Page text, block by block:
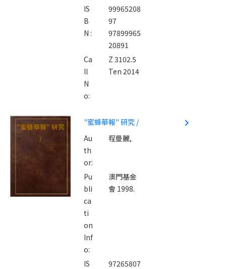
IS
B
N :
99965208
97
97899965
20891
Ca
ll
N
o:
Z 3102.5
Ten 2014
"蜜蜂華報" 研究
/
"蜜蜂華報" 研究 /
Au
th
or:
程曼麗,
Pu
bli
ca
ti
on
Inf
o:
澳門基金
會 1998.
IS
97265807
navigate_next